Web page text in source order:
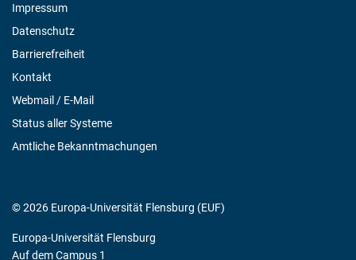
Impressum
Datenschutz
Barrierefreiheit
Kontakt
Webmail / E-Mail
Status aller Systeme
Amtliche Bekanntmachungen
© 2026 Europa-Universität Flensburg (EUF)
Europa-Universität Flensburg
Auf dem Campus 1